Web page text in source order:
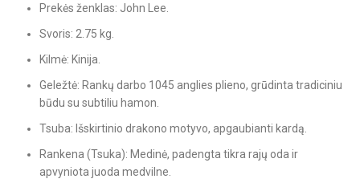
Prekės ženklas: John Lee.
Svoris: 2.75 kg.
Kilmė: Kinija.
Geležtė: Rankų darbo 1045 anglies plieno, grūdinta tradiciniu
būdu su subtiliu hamon.
Tsuba: Išskirtinio drakono motyvo, apgaubianti kardą.
Rankena (Tsuka): Medinė, padengta tikra rajų oda ir
apvyniota juoda medvilne.